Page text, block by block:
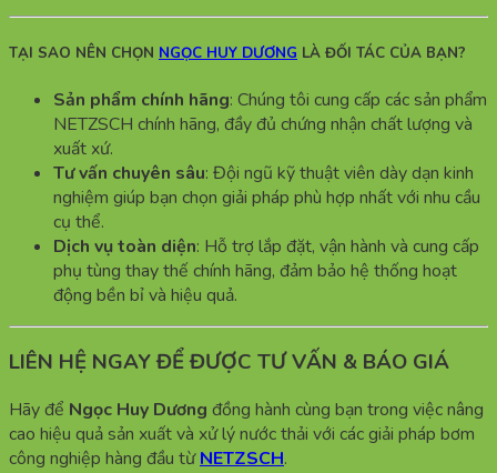
TẠI SAO NÊN CHỌN NGỌC HUY DƯƠNG LÀ ĐỐI TÁC CỦA BẠN?
Sản phẩm chính hãng: Chúng tôi cung cấp các sản phẩm
NETZSCH chính hãng, đầy đủ chứng nhận chất lượng và
xuất xứ.
Tư vấn chuyên sâu: Đội ngũ kỹ thuật viên dày dạn kinh
nghiệm giúp bạn chọn giải pháp phù hợp nhất với nhu cầu
cụ thể.
Dịch vụ toàn diện: Hỗ trợ lắp đặt, vận hành và cung cấp
phụ tùng thay thế chính hãng, đảm bảo hệ thống hoạt
động bền bỉ và hiệu quả.
LIÊN HỆ NGAY ĐỂ ĐƯỢC TƯ VẤN & BÁO GIÁ
Hãy để Ngọc Huy Dương đồng hành cùng bạn trong việc nâng
cao hiệu quả sản xuất và xử lý nước thải với các giải pháp bơm
công nghiệp hàng đầu từNETZSCH.